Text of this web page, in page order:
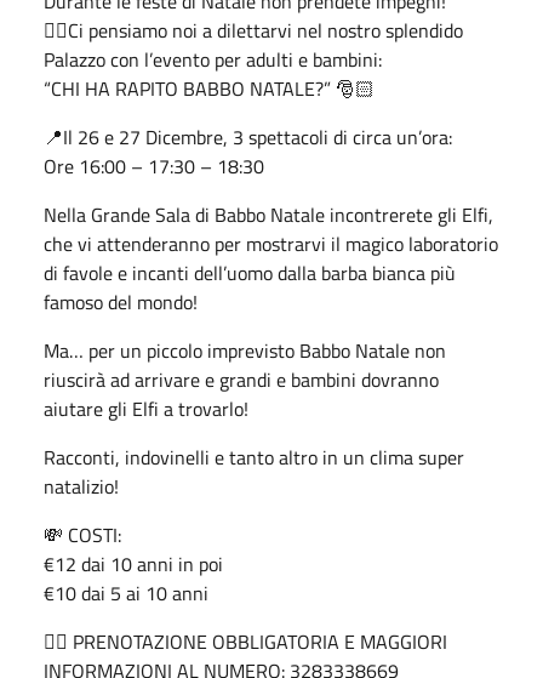
👉🏻Ci pensiamo noi a dilettarvi nel nostro splendido
Palazzo con l’evento per adulti e bambini:
“CHI HA RAPITO BABBO NATALE?” 🎅🏻
📍Il 26 e 27 Dicembre, 3 spettacoli di circa un’ora:
Ore 16:00 – 17:30 – 18:30
Nella Grande Sala di Babbo Natale incontrerete gli Elfi,
che vi attenderanno per mostrarvi il magico laboratorio
di favole e incanti dell’uomo dalla barba bianca più
famoso del mondo!
Ma… per un piccolo imprevisto Babbo Natale non
riuscirà ad arrivare e grandi e bambini dovranno
aiutare gli Elfi a trovarlo!
Racconti, indovinelli e tanto altro in un clima super
natalizio!
💸 COSTI:
€12 dai 10 anni in poi
€10 dai 5 ai 10 anni
👉🏻 PRENOTAZIONE OBBLIGATORIA E MAGGIORI
INFORMAZIONI AL NUMERO: 3283338669